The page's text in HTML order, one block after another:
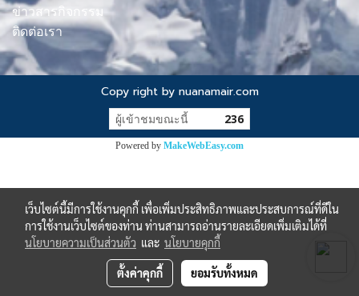
ข่าวสารกิจกรรม
ติดต่อเรา
Copy right by nuanamair.com
ผู้เข้าชมขณะนี้ 236
Powered by MakeWebEasy.com
เว็บไซต์นี้มีการใช้งานคุกกี้ เพื่อเพิ่มประสิทธิภาพและประสบการณ์ที่ดีใน
การใช้งานเว็บไซต์ของท่าน ท่านสามารถอ่านรายละเอียดเพิ่มเติมได้ที่
นโยบายความเป็นส่วนตัว และ นโยบายคุกกี้
ตั้งค่าคุกกี้ ยอมรับทั้งหมด